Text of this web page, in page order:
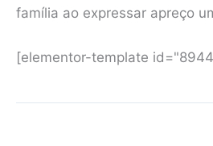
família ao expressar apreço
[elementor-template